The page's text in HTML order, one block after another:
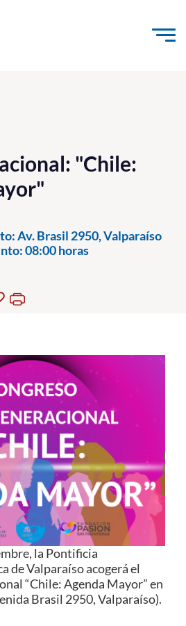
al contenido
e Innovación
"Chile:
Av. Brasil 2950, Valparaíso
08:00 horas
la Pontificia
de Valparaíso acogerá el
“Chile: Agenda Mayor” en
Brasil 2950, Valparaíso).